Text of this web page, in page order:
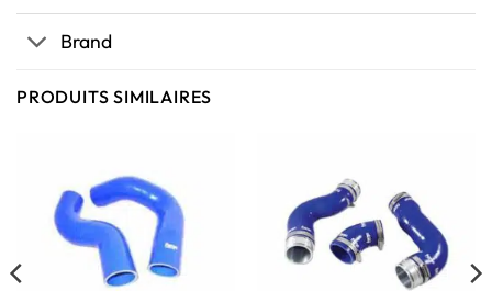
Brand
PRODUITS SIMILAIRES